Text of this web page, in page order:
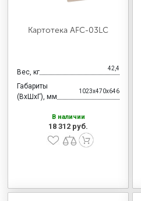
Картотека AFC-03LC
Вес, кг 42,4
Габариты
(ВхШхГ), мм
1023x470x646
В наличии
18 312 руб.